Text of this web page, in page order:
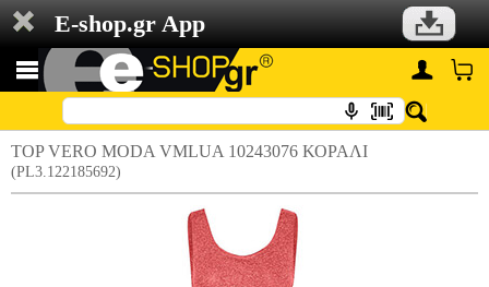
E-shop.gr App
TOP VERO MODA VMLUA 10243076 ΚΟΡΑΛΙ
(PL3.122185692)